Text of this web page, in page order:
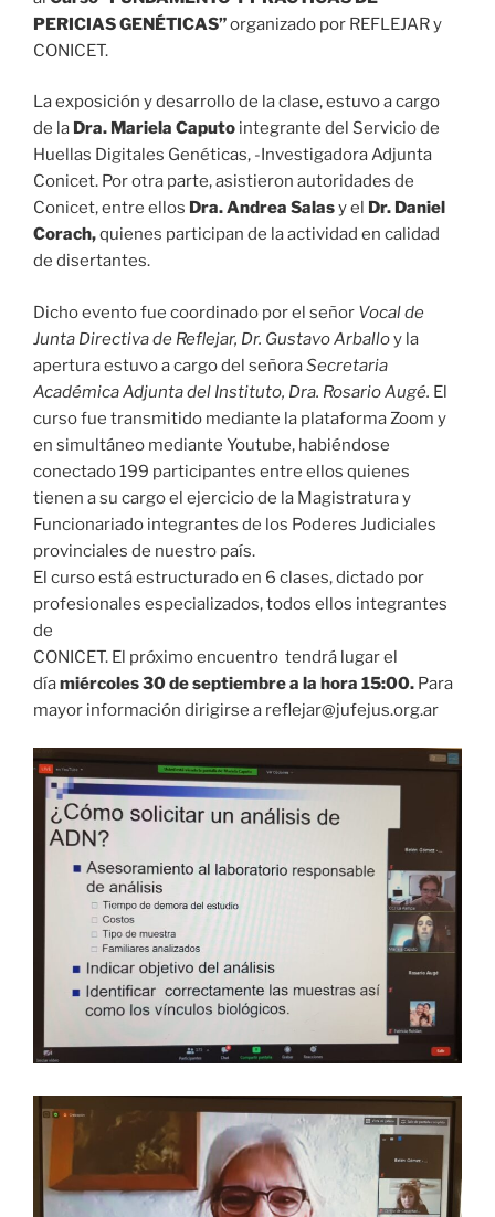
PERICIAS GENÉTICAS”organizado por REFLEJAR y
CONICET.
La exposición y desarrollo de la clase, estuvo a cargo
de la Dra. Mariela Caputo integrante del Servicio de
Huellas Digitales Genéticas, -Investigadora Adjunta
Conicet. Por otra parte, asistieron autoridades de
Conicet, entre ellos Dra. Andrea Salasy el Dr. Daniel
Corach,quienes participan de la actividad en calidad
de disertantes.
Dicho evento fue coordinado por el señor Vocal de
Junta Directiva de Reflejar, Dr. Gustavo Arballoy la
apertura estuvo a cargo del señoraSecretaria
Académica Adjunta del Instituto, Dra. Rosario Augé. El
curso fue transmitido mediante la plataforma Zoom y
en simultáneo mediante Youtube, habiéndose
conectado 199 participantes entre ellos quienes
tienen a su cargo el ejercicio de la Magistratura y
Funcionariado integrantes de los Poderes Judiciales
provinciales de nuestro país.
El curso está estructurado en 6 clases, dictado por
profesionales especializados, todos ellos integrantes
de
CONICET. El próximo encuentro tendrá lugar el
díamiércoles 30 de septiembre a la hora 15:00. Para
mayor información dirigirse a reflejar@jufejus.org.ar